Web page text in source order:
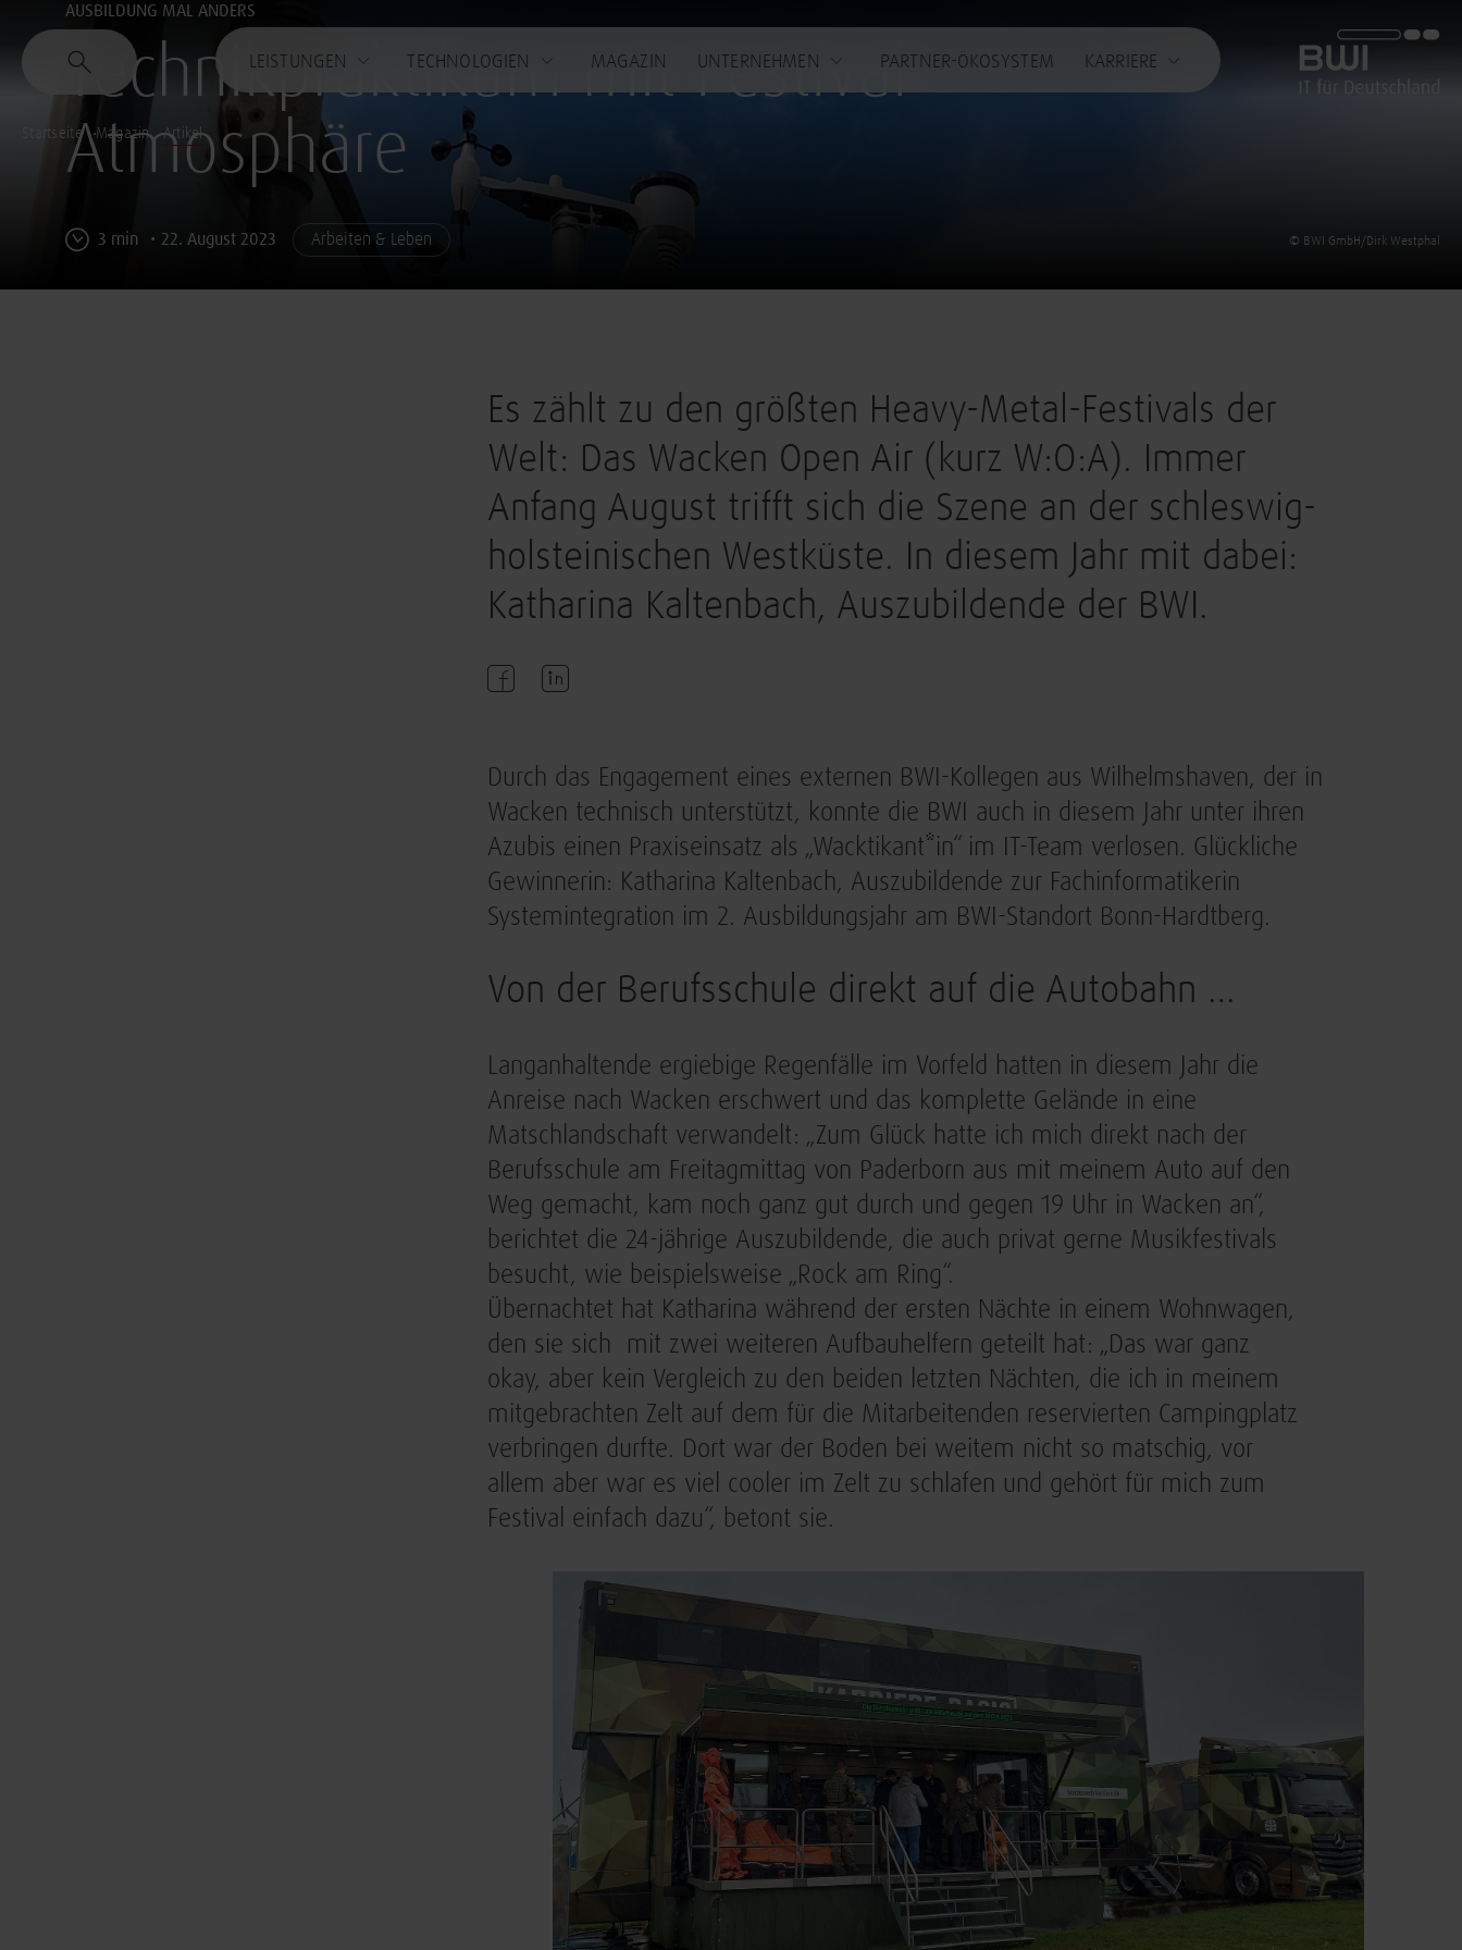
LEISTUNGEN TECHNOLOGIEN MAGAZIN UNTERNEHMEN PARTNER-ÖKOSYSTEM KARRIERE
BWI GmbH
Startseite Magazin Artikel
© BWI GmbH/Dirk Westphal
AUSBILDUNG MAL ANDERS
Technikpraktikum mit Festival-
Atmosphäre
3 min 22. August 2023 Arbeiten & Leben
Es zählt zu den größten Heavy-Metal-Festivals der
Welt: Das Wacken Open Air (kurz W:O:A). Immer
Anfang August trifft sich die Szene an der schleswig-
holsteinischen Westküste. In diesem Jahr mit dabei:
Katharina Kaltenbach, Auszubildende der BWI.
Durch das Engagement eines externen BWI-Kollegen aus Wilhelmshaven, der in
Wacken technisch unterstützt, konnte die BWI auch in diesem Jahr unter ihren
Azubis einen Praxiseinsatz als „Wacktikant*in“ im IT-Team verlosen. Glückliche
Gewinnerin: Katharina Kaltenbach, Auszubildende zur Fachinformatikerin
Systemintegration im 2. Ausbildungsjahr am BWI-Standort Bonn-Hardtberg.
Von der Berufsschule direkt auf die Autobahn …
Langanhaltende ergiebige Regenfälle im Vorfeld hatten in diesem Jahr die
Anreise nach Wacken erschwert und das komplette Gelände in eine
Matschlandschaft verwandelt: „Zum Glück hatte ich mich direkt nach der
Berufsschule am Freitagmittag von Paderborn aus mit meinem Auto auf den
Weg gemacht, kam noch ganz gut durch und gegen 19 Uhr in Wacken an“,
berichtet die 24-jährige Auszubildende, die auch privat gerne Musikfestivals
besucht, wie beispielsweise „Rock am Ring“.
Übernachtet hat Katharina während der ersten Nächte in einem Wohnwagen,
den sie sich mit zwei weiteren Aufbauhelfern geteilt hat: „Das war ganz
okay, aber kein Vergleich zu den beiden letzten Nächten, die ich in meinem
mitgebrachten Zelt auf dem für die Mitarbeitenden reservierten Campingplatz
verbringen durfte. Dort war der Boden bei weitem nicht so matschig, vor
allem aber war es viel cooler im Zelt zu schlafen und gehört für mich zum
Festival einfach dazu“, betont sie.